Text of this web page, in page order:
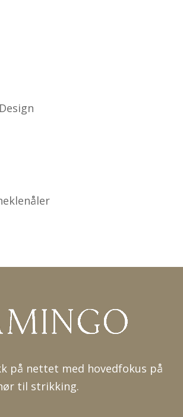
på nettet med hovedfokus på
til strikking.